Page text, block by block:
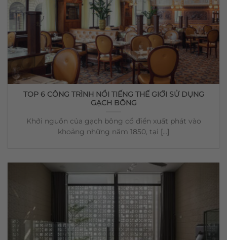
TOP 6 CÔNG TRÌNH NỔI TIẾNG THẾ GIỚI SỬ DỤNG
GẠCH BÔNG
Khởi nguồn của gạch bông cổ điển xuất phát vào
khoảng những năm 1850, tại [...]